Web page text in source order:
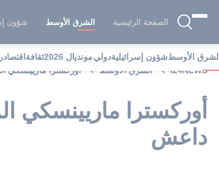
الصفحة الرئيسية الشرق الأوسط شؤون
الشرق الأوسطشؤون إسرائيليةدوليمونديال 2026 ثقافة اقتصاد
i24NEWS
الشرق الأوسط أوركسترا ماريينسكي
أوركسترا ماريينسكي
داعش